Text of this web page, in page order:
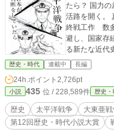
たら？ 国力
活路を開く。
終戦工作 数
避し、国家存
る新たな近代
歴史・時代 連載中 長編
24h.ポイント 2,726pt
小説 435 位 / 228,589件 歴史
歴史 太平洋戦争 大東亜
第12回歴史・時代小説大賞